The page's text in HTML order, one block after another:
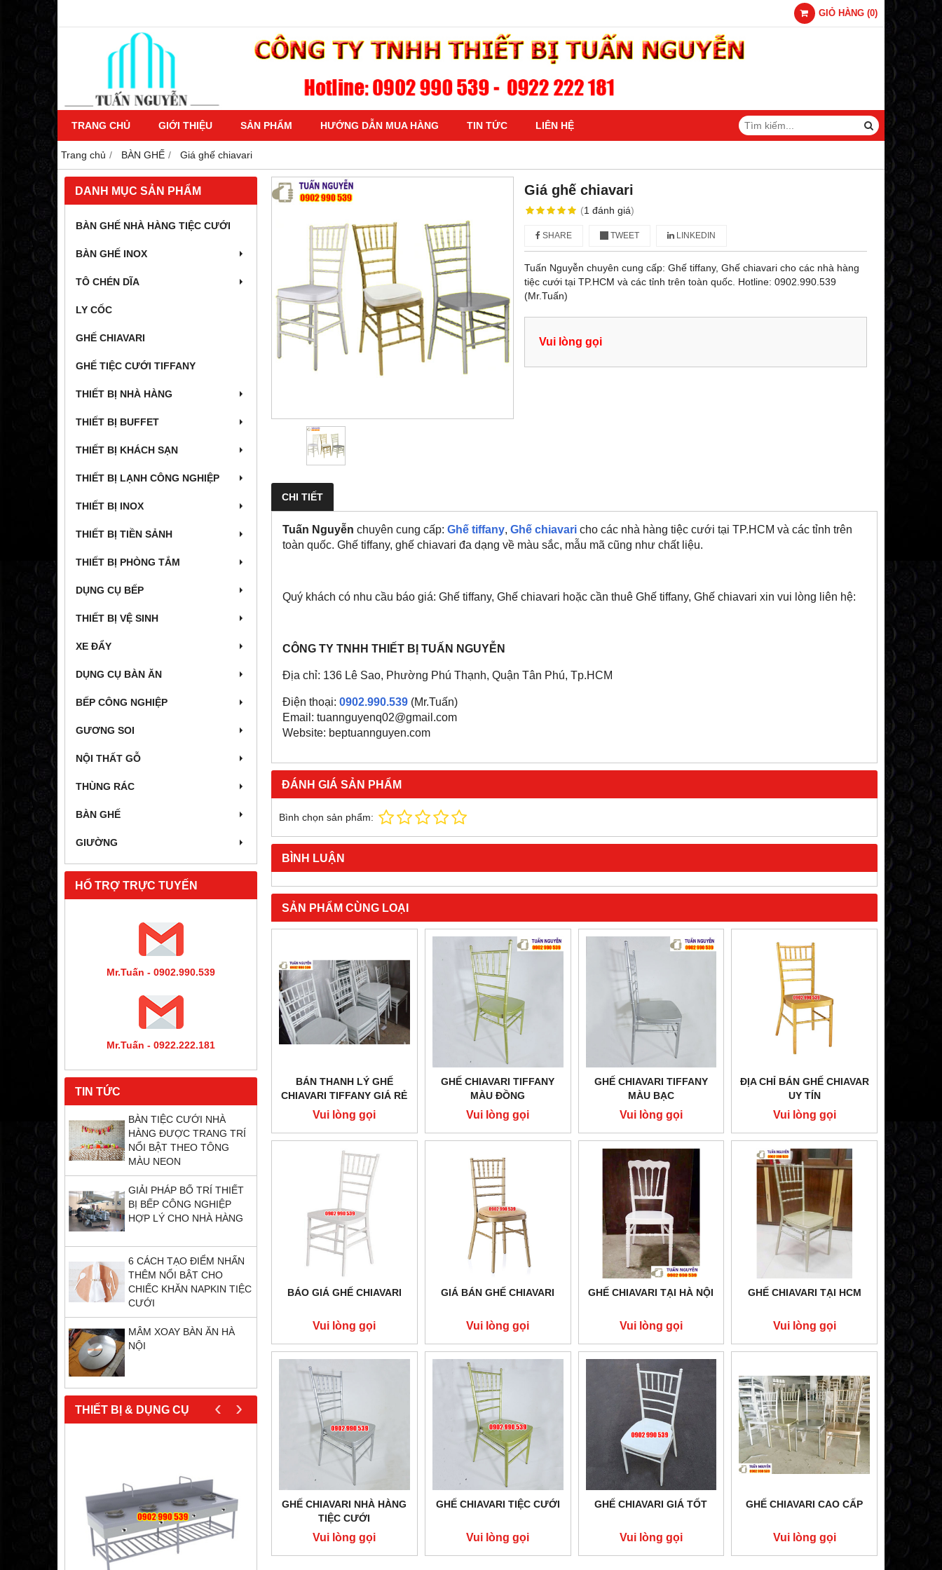
GIỎ HÀNG (0)
TRANG CHỦ GIỚI THIỆU SẢN PHẨM HƯỚNG DẪN MUA HÀNG TIN TỨC LIÊN HỆ
Trang chủ BÀN GHẾ Giá ghế chiavari
DANH MỤC SẢN PHẨM
BÀN GHẾ NHÀ HÀNG TIỆC CƯỚI
BÀN GHẾ INOX
TÔ CHÉN DĨA
LY CỐC
GHẾ CHIAVARI
GHẾ TIỆC CƯỚI TIFFANY
THIẾT BỊ NHÀ HÀNG
THIẾT BỊ BUFFET
THIẾT BỊ KHÁCH SẠN
THIẾT BỊ LẠNH CÔNG NGHIỆP
THIẾT BỊ INOX
THIẾT BỊ TIỀN SẢNH
THIẾT BỊ PHÒNG TẮM
DỤNG CỤ BẾP
THIẾT BỊ VỆ SINH
XE ĐẨY
DỤNG CỤ BÀN ĂN
BẾP CÔNG NGHIỆP
GƯƠNG SOI
NỘI THẤT GỖ
THÙNG RÁC
BÀN GHẾ
GIƯỜNG
HỔ TRỢ TRỰC TUYẾN
Mr.Tuấn - 0902.990.539
Mr.Tuấn - 0922.222.181
TIN TỨC
BÀN TIỆC CƯỚI NHÀ
HÀNG ĐƯỢC TRANG TRÍ
NỔI BẬT THEO TÔNG
MÀU NEON
GIẢI PHÁP BỐ TRÍ THIẾT
BỊ BẾP CÔNG NGHIỆP
HỢP LÝ CHO NHÀ HÀNG
6 CÁCH TẠO ĐIỂM NHẤN
THÊM NỔI BẬT CHO
CHIẾC KHĂN NAPKIN TIỆC
CƯỚI
MÂM XOAY BÀN ĂN HÀ
NỘI
THIẾT BỊ & DỤNG CỤ ‹ ›
Giá ghế chiavari
(1 đánh giá)
SHARE TWEET LINKEDIN
Tuấn Nguyễn chuyên cung cấp: Ghế tiffany, Ghế chiavari cho các nhà hàng
tiệc cưới tại TP.HCM và các tỉnh trên toàn quốc. Hotline: 0902.990.539
(Mr.Tuấn)
Vui lòng gọi
CHI TIẾT
Tuấn Nguyễn chuyên cung cấp: Ghế tiffany, Ghế chiavari cho các nhà hàng tiệc cưới tại TP.HCM và các tỉnh trên
toàn quốc. Ghế tiffany, ghế chiavari đa dạng về màu sắc, mẫu mã cũng như chất liệu.
Quý khách có nhu cầu báo giá: Ghế tiffany, Ghế chiavari hoặc cần thuê Ghế tiffany, Ghế chiavari xin vui lòng liên hệ:
CÔNG TY TNHH THIẾT BỊ TUẤN NGUYỄN
Địa chỉ: 136 Lê Sao, Phường Phú Thạnh, Quận Tân Phú, Tp.HCM
​Điện thoại: 0902.990.539 (Mr.Tuấn)
Email: tuannguyenq02@gmail.com
Website: beptuannguyen.com
ĐÁNH GIÁ SẢN PHẨM
Bình chọn sản phẩm:
BÌNH LUẬN
SẢN PHẨM CÙNG LOẠI
BÁN THANH LÝ GHẾ
CHIAVARI TIFFANY GIÁ RẺ
Vui lòng gọi
GHẾ CHIAVARI TIFFANY
MÀU ĐỒNG
Vui lòng gọi
GHẾ CHIAVARI TIFFANY
MÀU BẠC
Vui lòng gọi
ĐỊA CHỈ BÁN GHẾ CHIAVAR
UY TÍN
Vui lòng gọi
BÁO GIÁ GHẾ CHIAVARI
Vui lòng gọi
GIÁ BÁN GHẾ CHIAVARI
Vui lòng gọi
GHẾ CHIAVARI TẠI HÀ NỘI
Vui lòng gọi
GHẾ CHIAVARI TẠI HCM
Vui lòng gọi
GHẾ CHIAVARI NHÀ HÀNG
TIỆC CƯỚI
Vui lòng gọi
GHẾ CHIAVARI TIỆC CƯỚI
Vui lòng gọi
GHẾ CHIAVARI GIÁ TỐT
Vui lòng gọi
GHẾ CHIAVARI CAO CẤP
Vui lòng gọi